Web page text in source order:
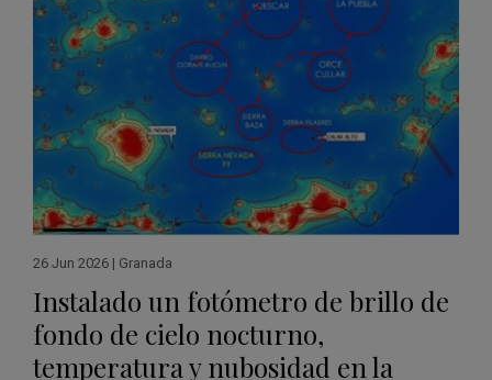
26 Jun 2026 | Granada
Instalado un fotómetro de brillo de
fondo de cielo nocturno,
temperatura y nubosidad en la